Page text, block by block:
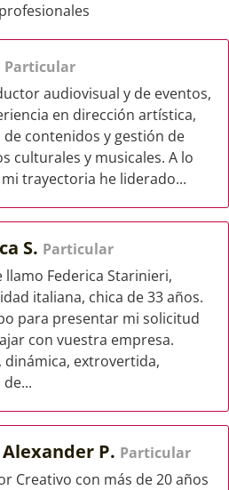
Particular
audiovisual y de eventos,
en dirección artística,
de contenidos y gestión de
culturales y musicales. A lo
trayectoria he liderado...
S. Particular
llamo Federica Starinieri,
italiana, chica de 33 años.
para presentar mi solicitud
con vuestra empresa.
dinámica, extrovertida,
P. Particular
Creativo con más de 20 años